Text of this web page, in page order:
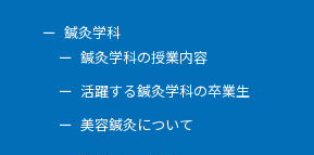
鍼灸学科
鍼灸学科の授業内容
活躍する鍼灸学科の卒業生
美容鍼灸について